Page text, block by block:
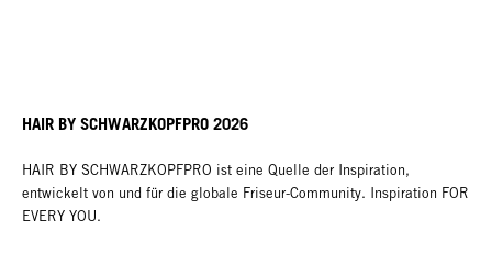
HAIR BY SCHWARZKOPFPRO 2026
HAIR BY SCHWARZKOPFPRO ist eine Quelle der Inspiration,
entwickelt von und für die globale Friseur-Community. Inspiration FOR
EVERY YOU.